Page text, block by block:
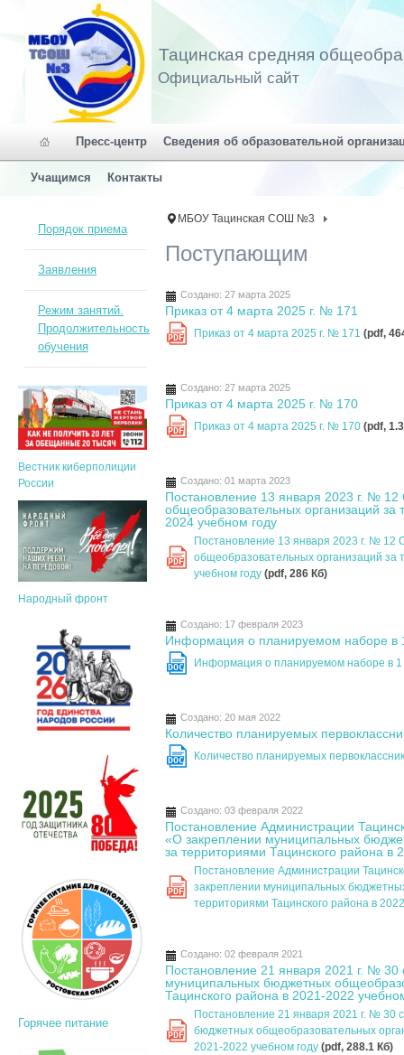
Тацинская средняя
Официальный сайт
Пресс-центр Сведения об образовательной
Учащимся Контакты
МБОУ Тацинская СОШ №3
Поступающим
Создано: 27 марта 2025
Приказ от 4 марта 2025 г. № 171
PDF Приказ от 4 марта 2025 г. № 171(pdf,
Создано: 27 марта 2025
Приказ от 4 марта 2025 г. № 170
PDF Приказ от 4 марта 2025 г. № 170(pdf,
Создано: 01 марта 2023
Постановление 13 января 2023 г. №
общеобразовательных организаций за
2024 учебном году
PDF
Постановление 13 января 2023 г. №
общеобразовательных организаций за
учебном году(pdf, 286 Кб)
Создано: 17 февраля 2023
Информация о планируемом наборе в
DOC Информация о планируемом наборе в
Создано: 20 мая 2022
Количество планируемых
DOC Количество планируемых
Создано: 03 февраля 2022
Постановление Администрации
«О закреплении муниципальных
за территориями Тацинского района в
PDF
Постановление Администрации
закреплении муниципальных
территориями Тацинского района в
Создано: 02 февраля 2021
Постановление 21 января 2021 г. № 30
муниципальных бюджетных
Тацинского района в 2021-2022
PDF
Постановление 21 января 2021 г. № 30
бюджетных общеобразовательных
2021-2022 учебном году(pdf, 288.1 Кб)
Порядок приема
Заявления
Режим занятий.
Продолжительность
обучения
Вестник киберполиции
России
Народный фронт
Горячее питание